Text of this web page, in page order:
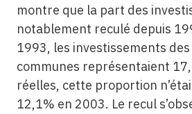
montre que la part des
notablement reculé depuis
1993, les investissements
communes représentaient
réelles, cette proportion
12,1% en 2003. Le recul